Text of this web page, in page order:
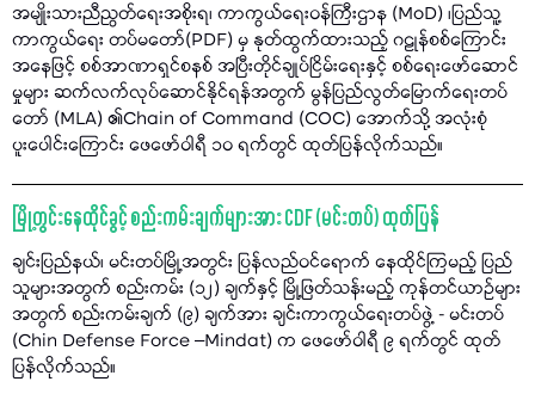
အမျိုးသားညီညွတ်ရေးအစိုးရ၊ ကာကွယ်ရေးဝန်ကြီးဌာန (MoD) ၊ပြည်သူ့
ကာကွယ်ရေး တပ်မတော်(PDF) မှ နုတ်ထွက်ထားသည့် ဂဠုန်စစ်ကြောင်း
အနေဖြင့် စစ်အာဏာရှင်စနစ် အပြီးတိုင်ချုပ်ငြိမ်းရေးနှင့် စစ်ရေးဖော်ဆောင်
မှုများ ဆက်လက်လုပ်ဆောင်နိုင်ရန်အတွက် မွန်ပြည်လွတ်မြောက်ရေးတပ်
တော် (MLA) ၏Chain of Command (COC) အောက်သို့ အလုံးစုံ
ပူးပေါင်းကြောင်း ဖေဖော်ဝါရီ ၁၀ ရက်တွင် ထုတ်ပြန်လိုက်သည်။
မြို့တွင်းနေထိုင်ခွင့် စည်းကမ်းချက်များအား CDF (မင်းတပ်) ထုတ်ပြန်
ချင်းပြည်နယ်၊ မင်းတပ်မြို့အတွင်း ပြန်လည်ဝင်ရောက် နေထိုင်ကြမည့် ပြည်
သူများအတွက် စည်းကမ်း (၁၂) ချက်နှင့် မြို့ဖြတ်သန်းမည့် ကုန်တင်ယာဉ်များ
အတွက် စည်းကမ်းချက် (၉) ချက်အား ချင်းကာကွယ်ရေးတပ်ဖွဲ့ - မင်းတပ်
(Chin Defense Force –Mindat) က ဖေဖော်ဝါရီ ၉ ရက်တွင် ထုတ်
ပြန်လိုက်သည်။